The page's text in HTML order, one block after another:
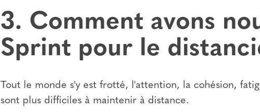
3. Comment avons
Sprint pour le
Tout le monde s'y est frotté, l'attention, la cohésion,
sont plus difficiles à maintenir à distance.